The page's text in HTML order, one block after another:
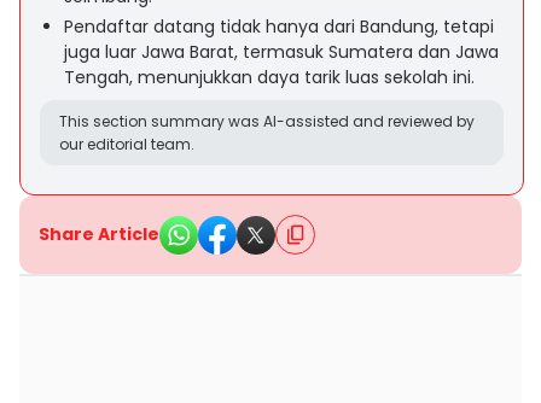
Pendaftar datang tidak hanya dari Bandung, tetapi
juga luar Jawa Barat, termasuk Sumatera dan Jawa
Tengah, menunjukkan daya tarik luas sekolah ini.
This section summary was AI-assisted and reviewed by
our editorial team.
Share Article